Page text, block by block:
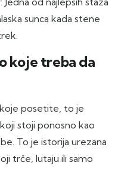
sunca kada stene
koje treba da
posetite, to je
stoji ponosno kao
To je istorija urezana
trče, lutaju ili samo